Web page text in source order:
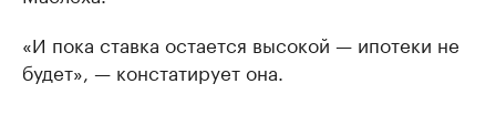
«И пока ставка остается высокой — ипотеки не
будет», — констатирует она.